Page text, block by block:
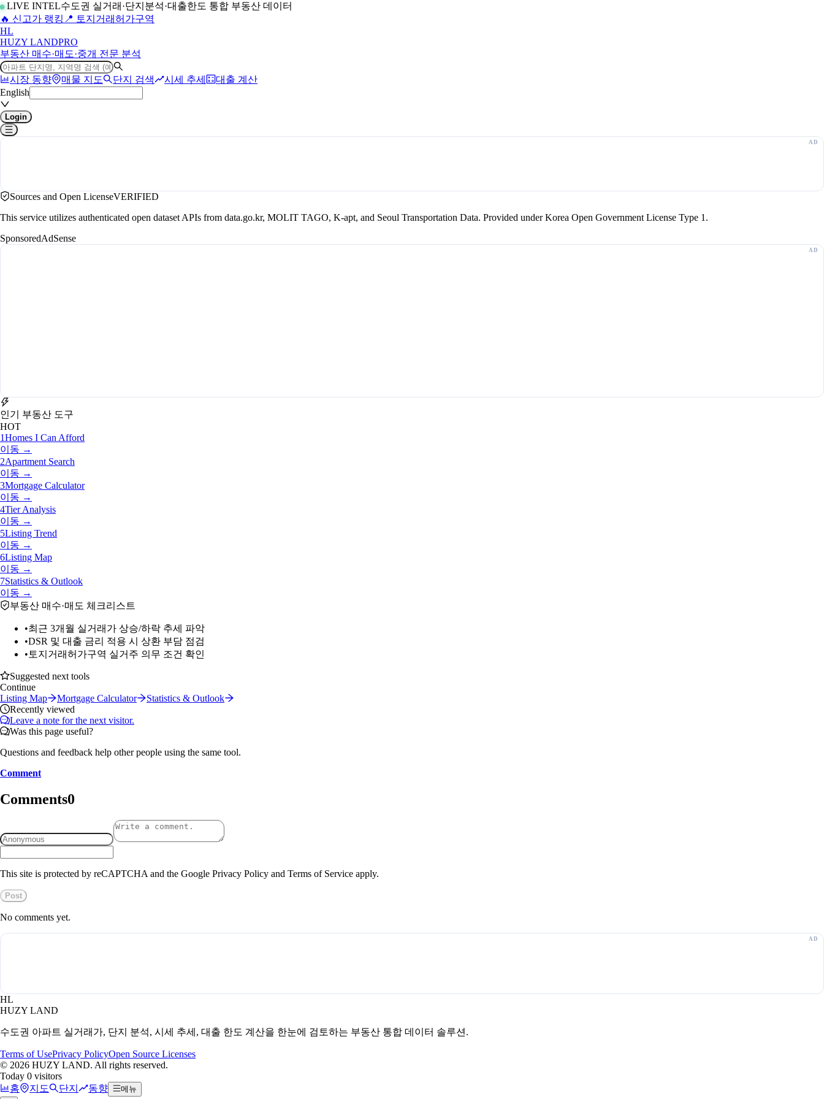
LIVE INTEL수도권 실거래·단지분석·대출한도 통합 부동산 데이터
🔥 신고가 랭킹 📍 토지거래허가구역
HL
HUZY LANDPRO
부동산 매수·매도·중개 전문 분석
시장 동향 매물 지도 단지 검색 시세 추세
대출 계산
English
Login
Sources and Open LicenseVERIFIED
This service utilizes authenticated open dataset APIs from data.go.kr, MOLIT TAGO, K-apt, and Seoul Transportation Data. Provided under Korea Open Government License Type 1.
SponsoredAdSense
인기 부동산 도구
HOT
1Homes I Can Afford
이동 →
2Apartment Search
이동 →
3Mortgage Calculator
이동 →
4Tier Analysis
이동 →
5Listing Trend
이동 →
6Listing Map
이동 →
7Statistics & Outlook
이동 →
부동산 매수·매도 체크리스트
•최근 3개월 실거래가 상승/하락 추세 파악
•DSR 및 대출 금리 적용 시 상환 부담 점검
• 토지거래허가구역 실거주 의무 조건 확인
Suggested next tools
Continue
Listing Map
Mortgage Calculator
Statistics & Outlook
Recently viewed
Leave a note for the next visitor.
Was this page useful?
Questions and feedback help other people using the same tool.
Comment
Comments0
This site is protected by reCAPTCHA and the Google Privacy Policy and Terms of Service apply.
Post
No comments yet.
HL
HUZY LAND
수도권 아파트 실거래가, 단지 분석, 시세 추세, 대출 한도 계산을 한눈에 검토하는 부동산 통합 데이터 솔루션.
Terms of UsePrivacy PolicyOpen Source Licenses
© 2026 HUZY LAND. All rights reserved.
Today 0 visitors
홈
지도 단지 동향 메뉴